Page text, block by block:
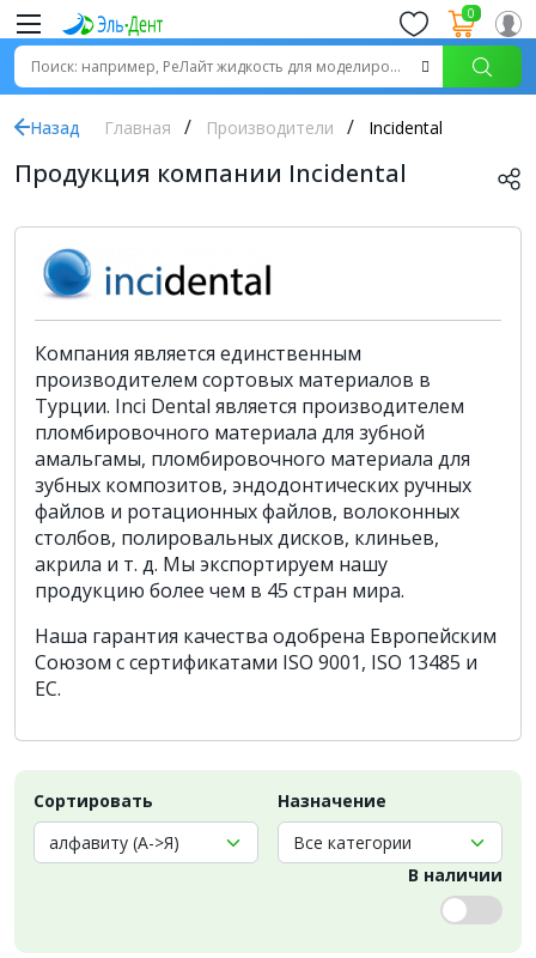
0
Назад Главная Производители Incidental
Продукция компании Incidental
Компания является единственным
производителем сортовых материалов в
Турции. Inci Dental является производителем
пломбировочного материала для зубной
амальгамы, пломбировочного материала для
зубных композитов, эндодонтических ручных
файлов и ротационных файлов, волоконных
столбов, полировальных дисков, клиньев,
акрила и т. д. Мы экспортируем нашу
продукцию более чем в 45 стран мира.
Наша гарантия качества одобрена Европейским
Союзом с сертификатами ISO 9001, ISO 13485 и
ЕС.
Сортировать Назначение
В наличии